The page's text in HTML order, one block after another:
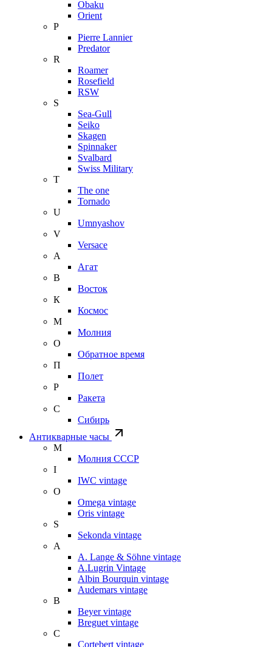
Obaku
Orient
P
Pierre Lannier
Predator
R
Roamer
Rosefield
RSW
S
Sea-Gull
Seiko
Skagen
Spinnaker
Svalbard
Swiss Military
T
The one
Tornado
U
Umnyashov
V
Versace
А
Агат
В
Восток
К
Космос
М
Молния
О
Обратное время
П
Полет
Р
Ракета
С
Сибирь
Антикварные часы
М
Молния СССР
I
IWC vintage
O
Omega vintage
Oris vintage
S
Sekonda vintage
A
A. Lange & Söhne vintage
A.Lugrin Vintage
Albin Bourquin vintage
Audemars vintage
B
Beyer vintage
Breguet vintage
C
Cortebert vintage